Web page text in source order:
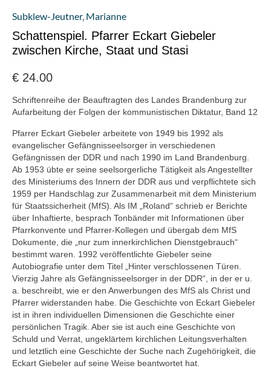
Subklew-Jeutner‚ Marianne
Schattenspiel. Pfarrer Eckart Giebeler
zwischen Kirche, Staat und Stasi
€ 24.00
Schriftenreihe der Beauftragten des Landes Brandenburg zur
Aufarbeitung der Folgen der kommunistischen Diktatur, Band 12
Pfarrer Eckart Giebeler arbeitete von 1949 bis 1992 als
evangelischer Gefängnisseelsorger in verschiedenen
Gefängnissen der DDR und nach 1990 im Land Brandenburg.
Ab 1953 übte er seine seelsorgerliche Tätigkeit als Angestellter
des Ministeriums des Innern der DDR aus und verpflichtete sich
1959 per Handschlag zur Zusammenarbeit mit dem Ministerium
für Staatssicherheit (MfS). Als IM „Roland“ schrieb er Berichte
über Inhaftierte, besprach Tonbänder mit Informationen über
Pfarrkonvente und Pfarrer-Kollegen und übergab dem MfS
Dokumente, die „nur zum innerkirchlichen Dienstgebrauch“
bestimmt waren. 1992 veröffentlichte Giebeler seine
Autobiografie unter dem Titel „Hinter verschlossenen Türen.
Vierzig Jahre als Gefängnisseelsorger in der DDR“, in der er u.
a. beschreibt, wie er den Anwerbungen des MfS als Christ und
Pfarrer widerstanden habe. Die Geschichte von Eckart Giebeler
ist in ihren individuellen Dimensionen die Geschichte einer
persönlichen Tragik. Aber sie ist auch eine Geschichte von
Schuld und Verrat, ungeklärtem kirchlichen Leitungsverhalten
und letztlich eine Geschichte der Suche nach Zugehörigkeit, die
Eckart Giebeler auf seine Weise beantwortet hat.